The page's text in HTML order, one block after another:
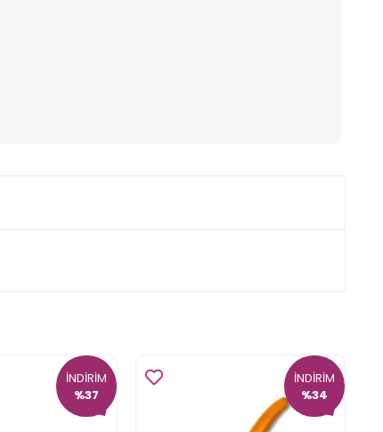
İNDİRİM
%37
İNDİRİM
%34